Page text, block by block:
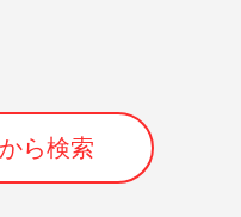
ら検索